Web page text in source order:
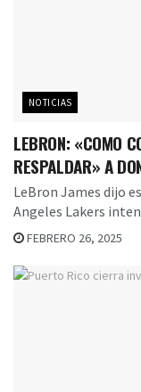
NOTICIAS
LEBRON: «COMO
RESPALDAR» A
LeBron James dijo
Angeles Lakers
FEBRERO 26, 2025